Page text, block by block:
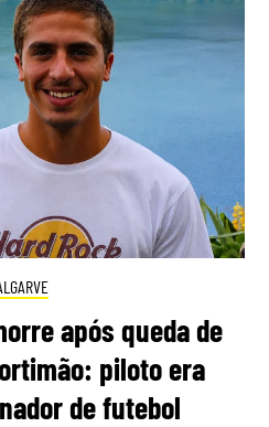
após queda de
piloto era
de futebol